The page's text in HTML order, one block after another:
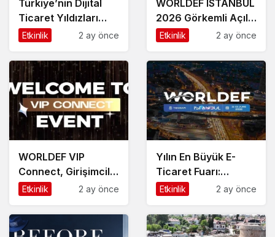
Türkiye’nin Dijital
Ticaret Yıldızları
Öne Çıktı
Etkinlik 2 ay önce
WORLDEF ISTANBUL
2026 Görkemli Açılış
Töreniyle Başladı
Etkinlik 2 ay önce
WORLDEF VIP
Connect, Girişimcilik
ve Dijital Ticaret
Birliklerine Sahne
Oldu
Etkinlik 2 ay önce
Yılın En Büyük E-
Ticaret Fuarı:
WORLDEF Istanbul
Etkinlik 2 ay önce